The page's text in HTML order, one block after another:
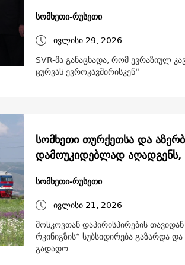
სომხეთი-რუსეთი
ივლისი 29, 2026
SVR-მა განაცხადა, რომ ევრაზიულ
ცურვას ევროკავშირისკენ“
სომხეთი თურქეთსა და
სომხეთი-რუსეთი
ივლისი 21, 2026
მოსკოვთან დაპირისპირების
რკინიგზის“ სუბსიდირება გაზარდა
გადადო.